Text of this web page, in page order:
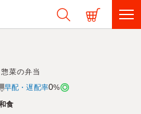
菜の弁当
早配・遅配率0%
食